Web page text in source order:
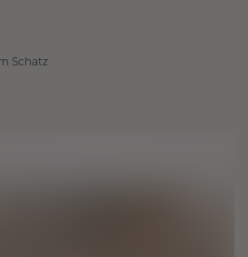
Schatz